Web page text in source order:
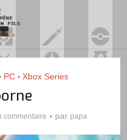
PC • Xbox Series
commentaire par papa